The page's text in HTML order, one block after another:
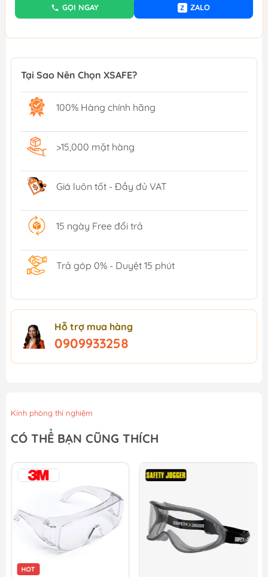
GỌI NGAY Z ZALO
Tại Sao Nên Chọn XSAFE?
100% Hàng chính hãng
>15,000 mặt hàng
Giá luôn tốt - Đầy đủ VAT
15 ngày Free đổi trả
Trả góp 0% - Duyệt 15 phút
Hỗ trợ mua hàng
0909933258
Kính phòng thí nghiệm
CÓ THỂ BẠN CŨNG THÍCH
HOT